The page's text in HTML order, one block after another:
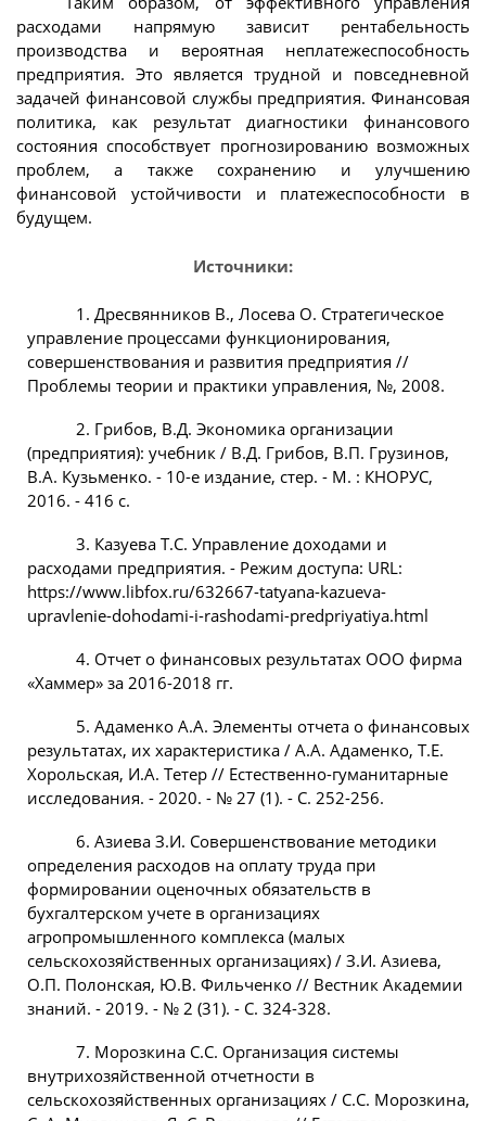
расходами напрямую зависит рентабельность
производства и вероятная неплатежеспособность
предприятия. Это является трудной и повседневной
задачей финансовой службы предприятия. Финансовая
политика, как результат диагностики финансового
состояния способствует прогнозированию возможных
проблем, а также сохранению и улучшению
финансовой устойчивости и платежеспособности в
будущем.
Источники:
1. Дресвянников В., Лосева О. Стратегическое
управление процессами функционирования,
совершенствования и развития предприятия //
Проблемы теории и практики управления, №, 2008.
2. Грибов, В.Д. Экономика организации
(предприятия): учебник / В.Д. Грибов, В.П. Грузинов,
В.А. Кузьменко. - 10-е издание, стер. - М. : КНОРУС,
2016. - 416 с.
3. Казуева Т.С. Управление доходами и
расходами предприятия. - Режим доступа: URL:
https://www.libfox.ru/632667-tatyana-kazueva-
upravlenie-dohodami-i-rashodami-predpriyatiya.html
4. Отчет о финансовых результатах ООО фирма
«Хаммер» за 2016-2018 гг.
5. Адаменко А.А. Элементы отчета о финансовых
результатах, их характеристика / А.А. Адаменко, Т.Е.
Хорольская, И.А. Тетер // Естественно-гуманитарные
исследования. - 2020. - № 27 (1). - С. 252-256.
6. Азиева З.И. Совершенствование методики
определения расходов на оплату труда при
формировании оценочных обязательств в
бухгалтерском учете в организациях
агропромышленного комплекса (малых
сельскохозяйственных организациях) / З.И. Азиева,
О.П. Полонская, Ю.В. Фильченко // Вестник Академии
знаний. - 2019. - № 2 (31). - С. 324-328.
7. Морозкина С.С. Организация системы
внутрихозяйственной отчетности в
сельскохозяйственных организациях / С.С. Морозкина,